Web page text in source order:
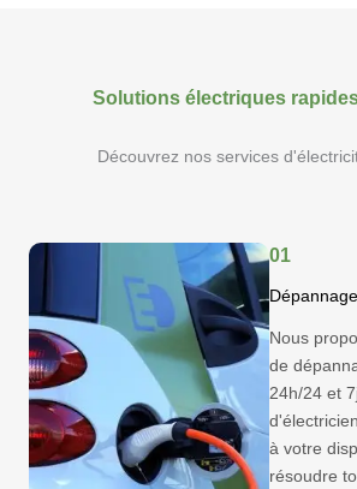
Solutions électriques
Découvrez nos services
01
Nous
de
24h/24 et
à votre
résoudre